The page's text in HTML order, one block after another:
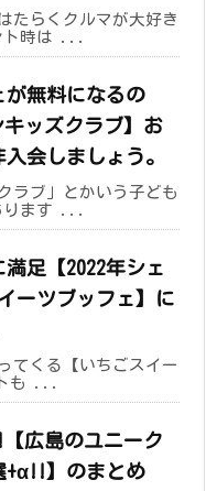
たらくクルマが大好き
ト時は ...
が無料になるの
ッズクラブ】お
会しましょう。
ラブ」とかいう子ども
ります ...
足【2022年シェ
ーツブッフェ】に
てくる【いちごスイー
も ...
広島のユニーク
+α!!】のまとめ